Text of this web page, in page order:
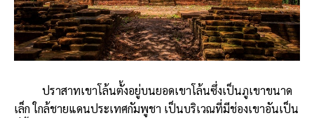
ปราสาทเขาโล้นตั้งอยู่บนยอดเขาโล้นซึ่งเป็นภูเขาขนาด
เล็ก ใกล้ชายแดนประเทศกัมพูชา เป็นบริเวณที่มีช่องเขาอันเป็น